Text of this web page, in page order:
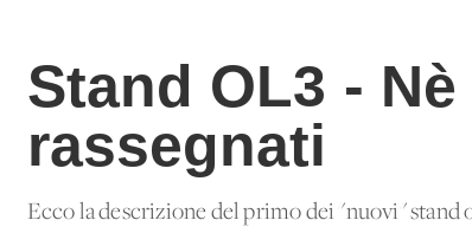
Stand OL3 -
rassegnati
Ecco la descrizione del primo dei "nuovi" stand